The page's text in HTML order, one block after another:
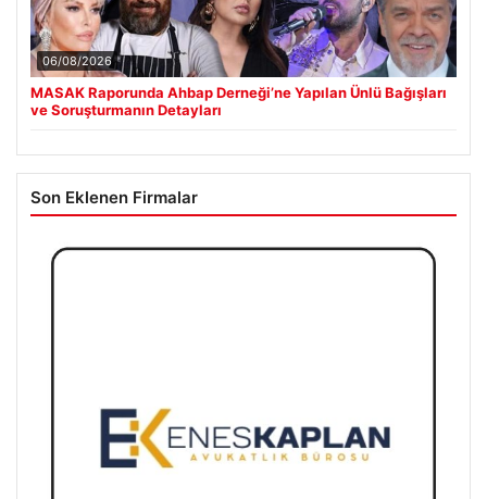
06/08/2026
MASAK Raporunda Ahbap Derneği’ne Yapılan Ünlü Bağışları
ve Soruşturmanın Detayları
Son Eklenen Firmalar